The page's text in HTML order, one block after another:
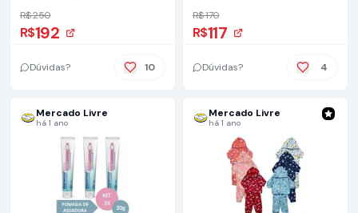
R$ 250
R$192
Dúvidas? 10
R$ 170
R$117
Dúvidas? 4
Mercado Livre
há 1 ano
Mercado Livre
há 1 ano